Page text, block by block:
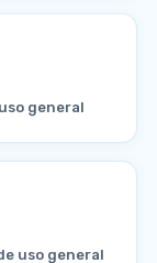
general
uso general